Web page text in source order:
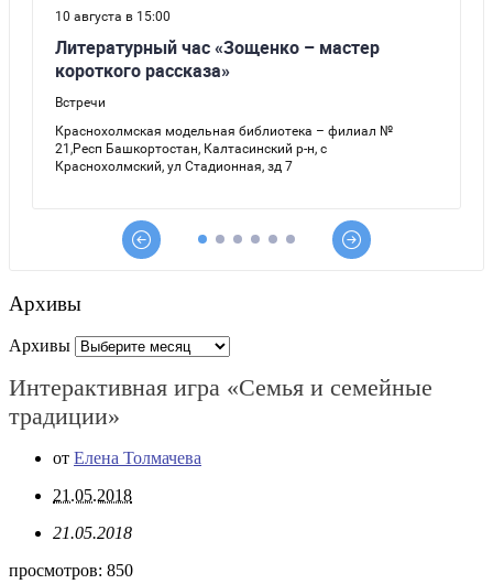
Архивы
Архивы
Интерактивная игра «Семья и семейные
традиции»
от Елена Толмачева
21.05.2018
21.05.2018
просмотров: 850